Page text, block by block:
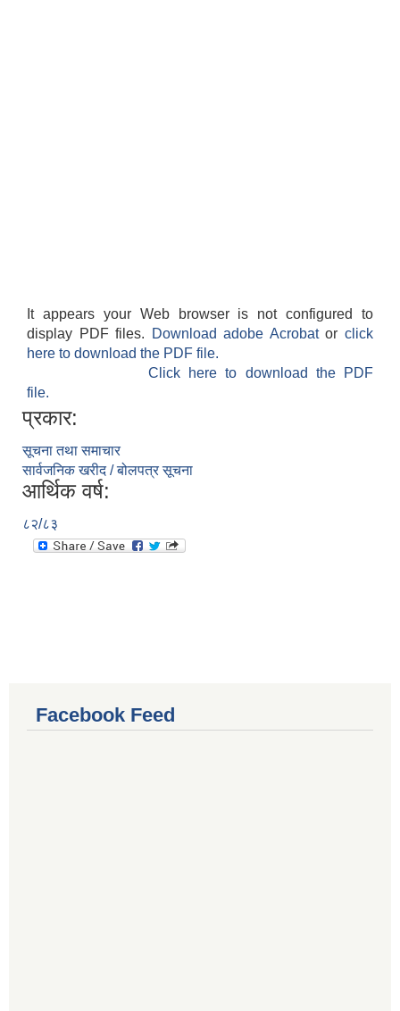
It appears your Web browser is not configured to
display PDF files.
Download adobe Acrobatorclick
here to download the PDF file.
Click here to download the PDF
file.
प्रकार:
सूचना तथा समाचार
सार्वजनिक खरीद / बोलपत्र सूचना
आर्थिक वर्ष:
८२/८३
Facebook Feed